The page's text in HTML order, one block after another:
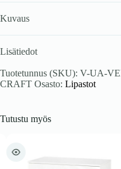
Kuvaus
Lisätiedot
Tuotetunnus (SKU): V-UA-
CRAFT Osasto: Lipastot
Tutustu myös